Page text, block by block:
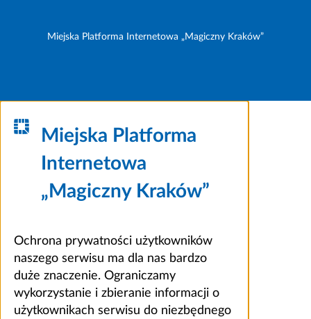
Miejska Platforma Internetowa „Magiczny Kraków”
Miejska Platforma
Internetowa
„Magiczny Kraków”
Ochrona prywatności użytkowników
naszego serwisu ma dla nas bardzo
duże znaczenie. Ograniczamy
wykorzystanie i zbieranie informacji o
użytkownikach serwisu do niezbędnego